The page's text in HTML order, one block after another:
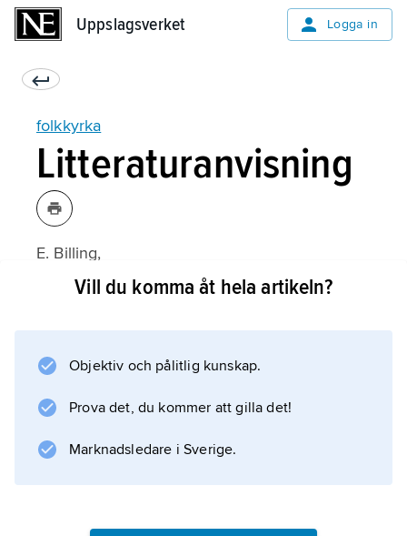
Uppslagsverket Logga in
folkkyrka
Litteraturanvisning
E. Billing,
Den svenska folkkyrkan
Vill du komma åt hela artikeln?
Objektiv och pålitlig kunskap.
Prova det, du kommer att gilla det!
Marknadsledare i Sverige.